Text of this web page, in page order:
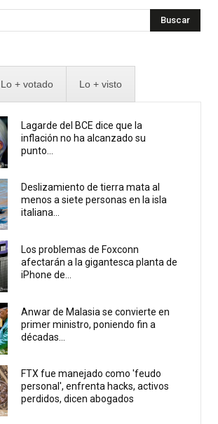
Buscar
Lo + votado Lo + visto
Lagarde del BCE dice que la
inflación no ha alcanzado su
punto...
Deslizamiento de tierra mata al
menos a siete personas en la isla
italiana...
Los problemas de Foxconn
afectarán a la gigantesca planta de
iPhone de...
Anwar de Malasia se convierte en
primer ministro, poniendo fin a
décadas...
FTX fue manejado como 'feudo
personal', enfrenta hacks, activos
perdidos, dicen abogados